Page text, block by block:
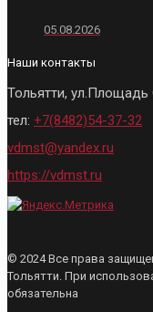
05.08.2026
Наши контакты
Тольятти,
тел: +7(8482)54-37-32
vdmst@yandex.ru
https://vdmst.ru
© 2024 Все права
Тольятти. При
обязательна